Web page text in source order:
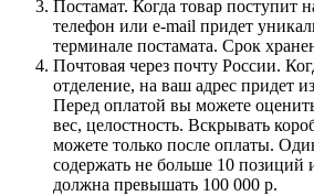
Постамат. Когда товар поступит
телефон или e-mail придет
терминале постамата. Срок
Почтовая через почту России.
отделение, на ваш адрес придет
Перед оплатой вы можете
вес, целостность. Вскрывать
можете только после оплаты.
содержать не больше 10 позиций
должна превышать 100 000 р.